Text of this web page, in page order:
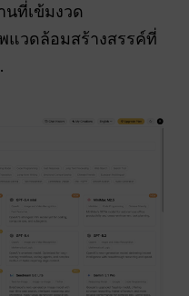
นที่เข้มงวด
แวดล้อมสร้างสรรค์ที่